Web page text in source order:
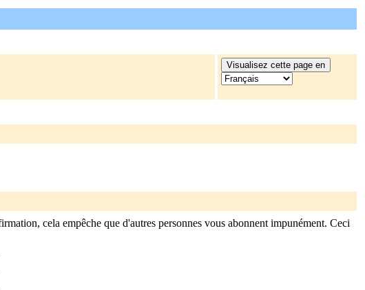
cela empêche que d'autres personnes vous abonnent impunément. Ceci